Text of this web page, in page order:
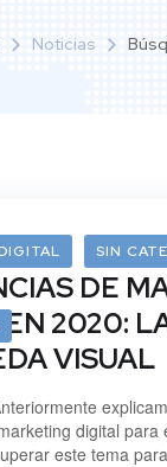
Noticias
SIN
DE
2020:
VISUAL
explicamos
digital para
este tema